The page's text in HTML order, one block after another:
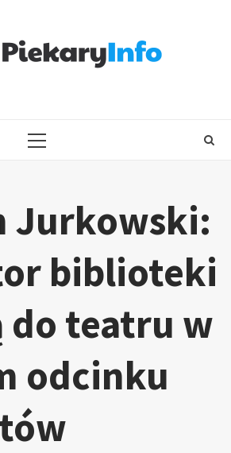
PRIMARY
Jurkowski:
biblioteki
do teatru w
odcinku